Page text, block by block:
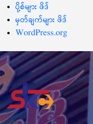
ပို့စ်များ ဖိဒ်
မှတ်ချက်များ ဖိဒ်
WordPress.org